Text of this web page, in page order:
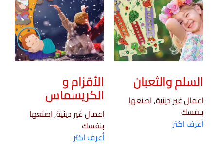
السلم والثعبان
اعمال غير دينية, اصنعها
بنفسك
أعرف اكتر
الأقزام و
الكريسماس
اعمال غير دينية, اصنعها
بنفسك
أعرف اكتر